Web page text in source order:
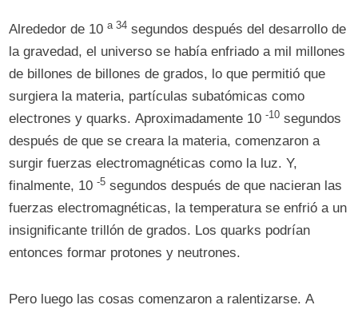
Alrededor de 10a 34 segundos después del desarrollo de
la gravedad, el universo se había enfriado a mil millones
de billones de billones de grados, lo que permitió que
surgiera la materia, partículas subatómicas como
electrones y quarks. Aproximadamente 10-10 segundos
después de que se creara la materia, comenzaron a
surgir fuerzas electromagnéticas como la luz. Y,
finalmente, 10-5 segundos después de que nacieran las
fuerzas electromagnéticas, la temperatura se enfrió a un
insignificante trillón de grados. Los quarks podrían
entonces formar protones y neutrones.
Pero luego las cosas comenzaron a ralentizarse. A